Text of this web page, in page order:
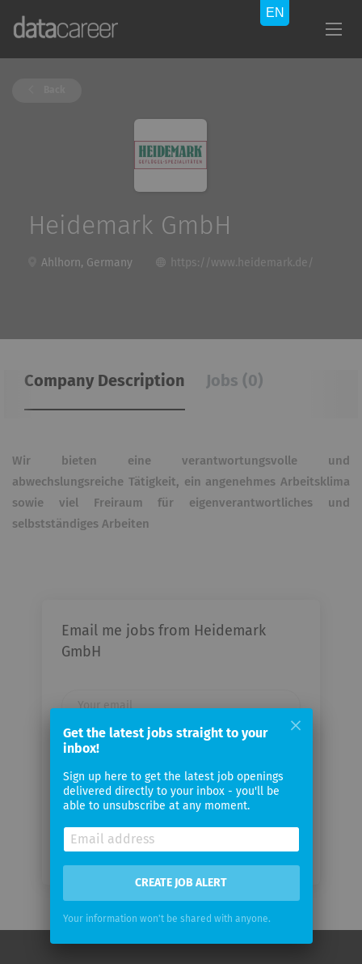
Heidemark GmbH
Ahlhorn, Germany https://www.heidemark.de/
Company Description Jobs (0)
Wir bieten
eine verantwortungsvolle und
abwechslungsreiche Tätigkeit, ein angenehmes Arbeitsklima
sowie viel Freiraum für eigenverantwortliches und
selbstständiges Arbeiten
Email me jobs from Heidemark
GmbH
frequency
Get the latest jobs straight to your
inbox!
Sign up here to get the latest job openings
delivered directly to your inbox - you'll be
able to unsubscribe at any moment.
CREATE JOB ALERT
Your information won't be shared with anyone.